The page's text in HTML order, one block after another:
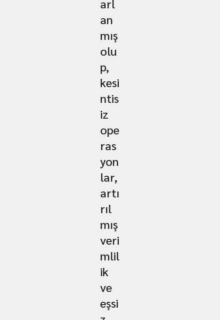
arl
an
mış
olu
p,
kesi
ntis
iz
ope
ras
yon
lar,
artı
rıl
mış
veri
mlil
ik
ve
eşsi